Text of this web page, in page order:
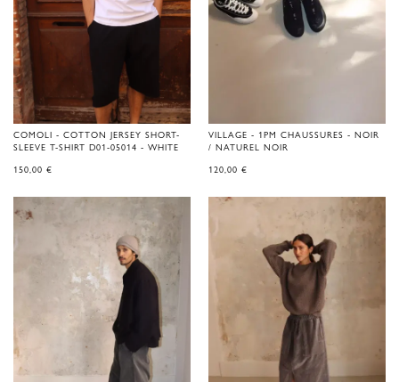
COMOLI - COTTON JERSEY SHORT-
SLEEVE T-SHIRT D01-05014 - WHITE
150,00 €
VILLAGE - 1PM CHAUSSURES - NOIR
/ NATUREL NOIR
120,00 €